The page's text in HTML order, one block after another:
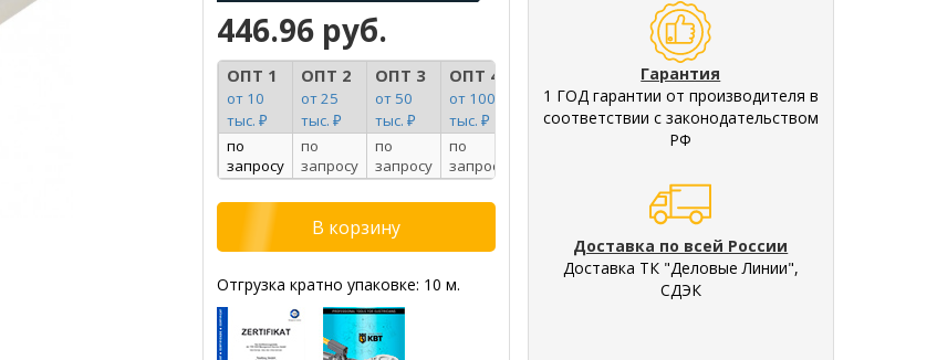
446.96 руб.
ОПТ 1
от 10
тыс. ₽
ОПТ 2
от 25
тыс. ₽
ОПТ 3
от 50
тыс. ₽
ОПТ 4
от 100
тыс. ₽
по
запросу
по
запросу
по
запросу
по
запросу
Отгрузка кратно упаковке: 10 м.
Гарантия
1 ГОД гарантии от производителя в
соответствии с законодательством
РФ
Доставка по всей России
Доставка ТК "Деловые Линии",
СДЭК